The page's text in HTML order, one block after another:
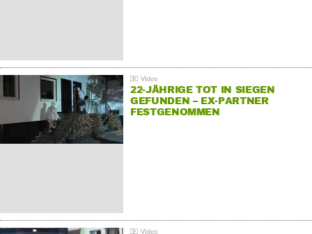
22-JÄHRIGE TOT IN SIEGEN
GEFUNDEN – EX-PARTNER
FESTGENOMMEN